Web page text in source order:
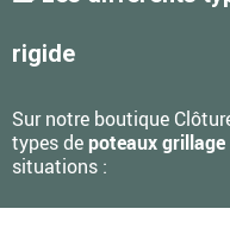
rigide
Sur notre boutique
types de poteaux grillage
situations :